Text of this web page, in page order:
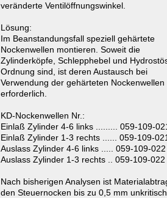
veränderte Ventilöffnungswinkel.
Lösung:
Im Beanstandungsfall speziell gehärtete
Nockenwellen montieren. Soweit die
Zylinderköpfe, Schlepphebel und
Ordnung sind, ist deren Austausch bei
Verwendung der gehärteten Nockenwellen
erforderlich.
KD-Nockenwellen Nr.:
Einlaß Zylinder 4-6 links ......... 059-109-
Einlaß Zylinder 1-3 rechts ...... 059-109-
Auslass Zylinder 4-6 links ..... 059-109-
Auslass Zylinder 1-3 rechts .. 059-109-022
Nach bisherigen Analysen ist
den Steuernocken bis zu 0,5 mm